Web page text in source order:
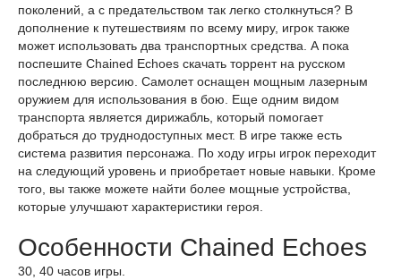
поколений, а с предательством так легко столкнуться? В
дополнение к путешествиям по всему миру, игрок также
может использовать два транспортных средства. А пока
поспешите Chained Echoes скачать торрент на русском
последнюю версию. Самолет оснащен мощным лазерным
оружием для использования в бою. Еще одним видом
транспорта является дирижабль, который помогает
добраться до труднодоступных мест. В игре также есть
система развития персонажа. По ходу игры игрок переходит
на следующий уровень и приобретает новые навыки. Кроме
того, вы также можете найти более мощные устройства,
которые улучшают характеристики героя.
Особенности Chained Echoes
30, 40 часов игры.